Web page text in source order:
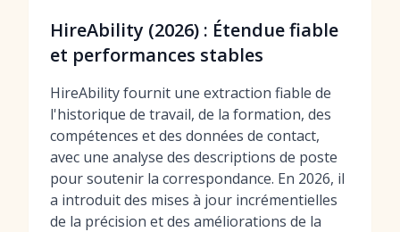
HireAbility (2026) : Étendue fiable
et performances stables
HireAbility fournit une extraction fiable de
l'historique de travail, de la formation, des
compétences et des données de contact,
avec une analyse des descriptions de poste
pour soutenir la correspondance. En 2026, il
a introduit des mises à jour incrémentielles
de la précision et des améliorations de la